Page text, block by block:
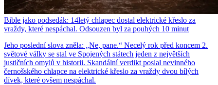
Bible jako podsedák: 14letý chlapec dostal elektrické křeslo za
vraždy, které nespáchal. Odsouzen byl za pouhých 10 minut
Jeho poslední slova zněla: „Ne, pane.“ Necelý rok před koncem 2.
světové války se stal ve Spojených státech jeden z největších
justičních omylů v historii. Skandální verdikt poslal nevinného
černošského chlapce na elektrické křeslo za vraždy dvou bílých
dívek, které ovšem nespáchal.